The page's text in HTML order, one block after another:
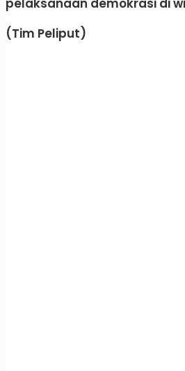
(Tim Peliput)